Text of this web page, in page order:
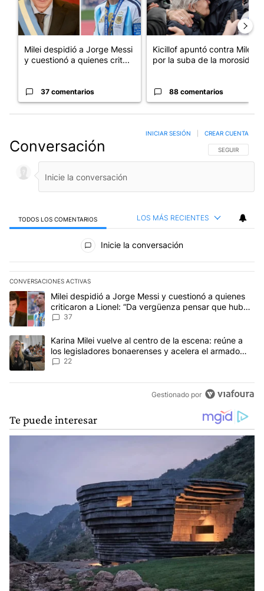
Milei despidió a Jorge Messi
y cuestionó a quienes crit...
37 comentarios
Kicillof apuntó contra Milei
por la suba de la morosida...
88 comentarios
Conversación SIGA ESTA
SEGUIR
INICIAR SESIÓN CREAR CUENTA
TODOS LOS COMENTARIOS LOS MÁS RECIENTES
Todos los comentarios
Inicie la conversación
CONVERSACIONES ACTIVAS
Este listado muestra los artículos con más comentarios en los
Un artículo de tendencia con el título "Milei despidió a Jorge
Milei despidió a Jorge Messi y cuestionó a quienes
criticaron a Lionel: “Da vergüenza pensar que hubo
anti-Messi”
37
Un artículo de tendencia con el título "Karina Milei vuelve al
Karina Milei vuelve al centro de la escena: reúne a
los legisladores bonaerenses y acelera el armado
para 2027
22
Gestionado por